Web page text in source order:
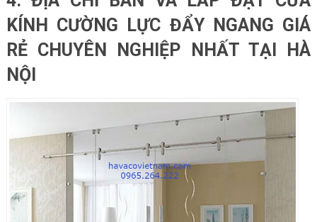
KÍNH CƯỜNG LỰC ĐẨY NGANG GIÁ
RẺ CHUYÊN NGHIỆP NHẤT TẠI HÀ
NỘI